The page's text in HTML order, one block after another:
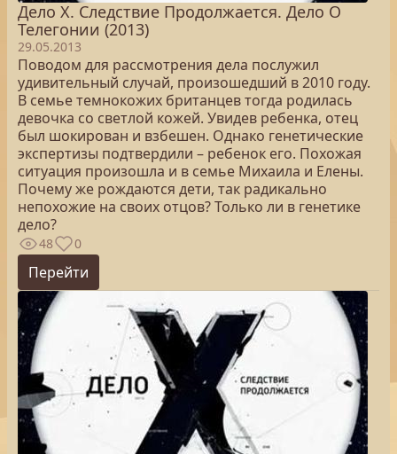
Дело Х. Следствие Продолжается. Дело О
Телегонии (2013)
29.05.2013
Поводом для рассмотрения дела послужил
удивительный случай, произошедший в 2010 году.
В семье темнокожих британцев тогда родилась
девочка со светлой кожей. Увидев ребенка, отец
был шокирован и взбешен. Однако генетические
экспертизы подтвердили – ребенок его. Похожая
ситуация произошла и в семье Михаила и Елены.
Почему же рождаются дети, так радикально
непохожие на своих отцов? Только ли в генетике
дело?
48 0
Перейти